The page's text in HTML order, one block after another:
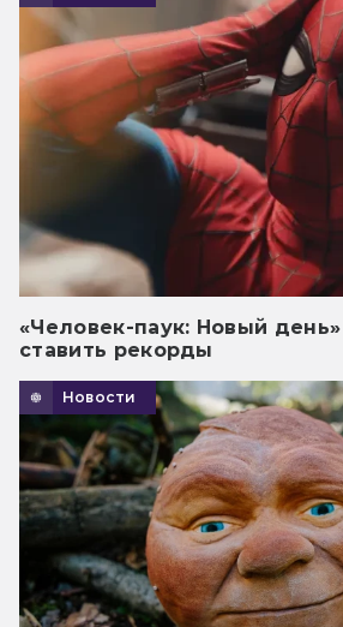
«Человек-паук: Новый
ставить рекорды
Новости